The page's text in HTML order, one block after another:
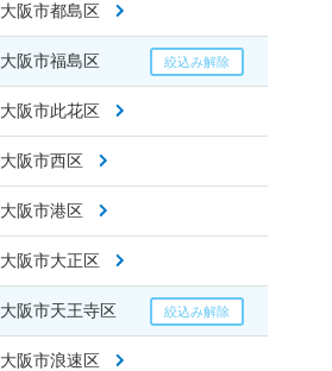
大阪市都島区
大阪市福島区
大阪市此花区
大阪市西区
大阪市港区
大阪市大正区
大阪市天王寺区
大阪市浪速区